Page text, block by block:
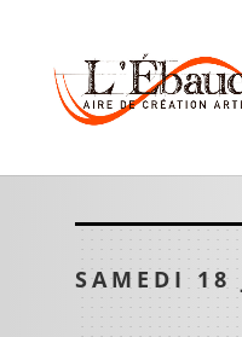
SAMEDI 18